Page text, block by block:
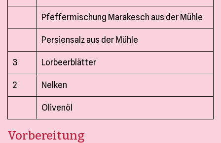
Pfeffermischung Marakesch aus der Mühle
Persiensalz aus der Mühle
3 Lorbeerblätter
2 Nelken
Olivenöl
Vorbereitung